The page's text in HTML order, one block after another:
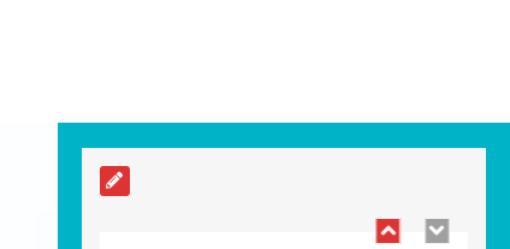
commerciales
illégales à Bangui